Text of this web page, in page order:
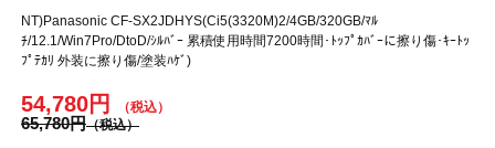
NT)Panasonic CF-SX2JDHYS(Ci5(3320M)2/4GB/320GB/ﾏﾙ
ﾁ/12.1/Win7Pro/DtoD/ｼﾙﾊﾞｰ 累積使用時間7200時間･ﾄｯﾌﾟｶﾊﾞｰに擦り傷･ｷｰﾄｯ
ﾌﾟﾃｶﾘ 外装に擦り傷/塗装ﾊｹﾞ)
54,780円
65,780円